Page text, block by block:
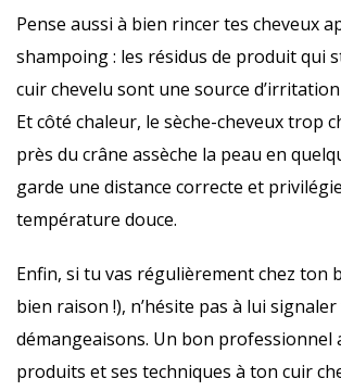
Pense aussi à bien rincer tes cheveux
shampoing : les résidus de produit qui
cuir chevelu sont une source
Et côté chaleur, le sèche-cheveux trop
près du crâne assèche la peau en
garde une distance correcte et
température douce.
Enfin, si tu vas régulièrement chez ton
bien raison !), n’hésite pas à lui signaler
démangeaisons. Un bon professionnel
produits et ses techniques à ton cuir